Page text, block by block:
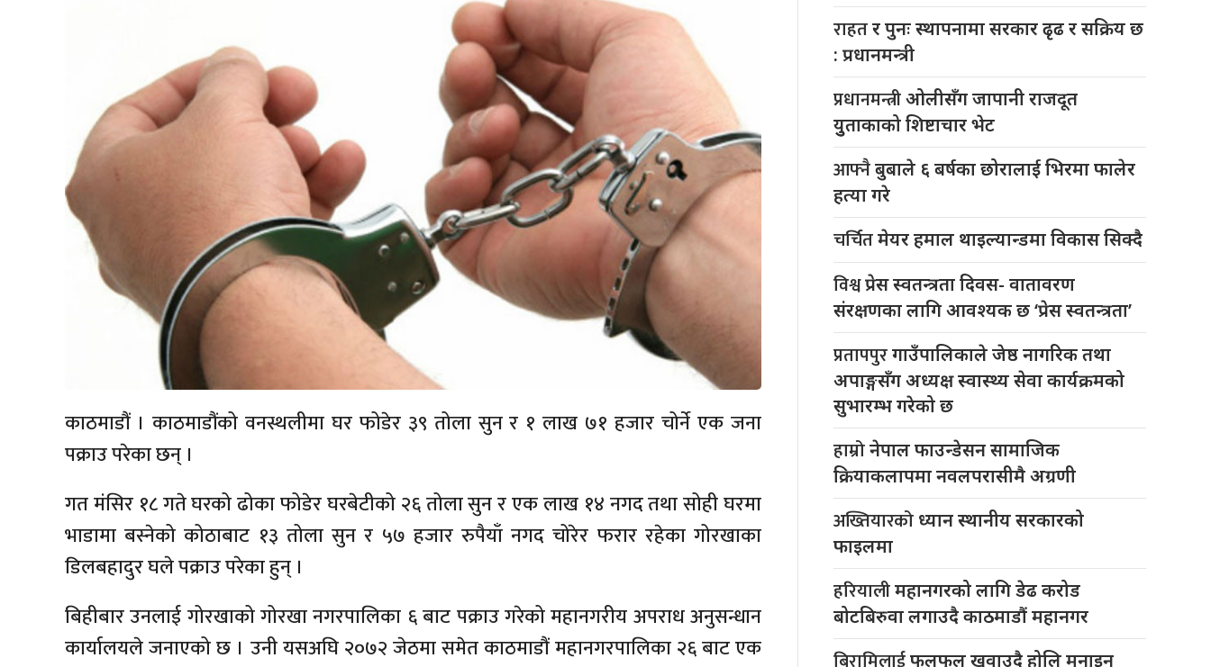
काठमाडौं । काठमाडौंको वनस्थलीमा घर फोडेर ३९ तोला सुन र १ लाख ७१ हजार चोर्ने एक जना
पक्राउ परेका छन् ।
गत मंसिर १८ गते घरको ढोका फोडेर घरबेटीको २६ तोला सुन र एक लाख १४ नगद तथा सोही घरमा
भाडामा बस्नेको कोठाबाट १३ तोला सुन र ५७ हजार रुपैयाँ नगद चोरेर फरार रहेका गोरखाका
डिलबहादुर घले पक्राउ परेका हुन् ।
बिहीबार उनलाई गोरखाको गोरखा नगरपालिका ६ बाट पक्राउ गरेको महानगरीय अपराध अनुसन्धान
कार्यालयले जनाएको छ । उनी यसअघि २०७२ जेठमा समेत काठमाडौं महानगरपालिका २६ बाट एक
राहतर पुनः स्थापनामा सरकार ढृढ र सक्रिय छ
: प्रधानमन्त्री
प्रधानमन्त्रीओलीसँग जापानी राजदूत
युुताकाको शिष्टाचार भेट
आफ्नैबुबाले ६ बर्षका छोरालाई भिरमा फालेर
हत्या गरे
चर्चितमेयर हमाल थाइल्यान्डमा विकास सिक्दै
विश्वप्रेस स्वतन्त्रता दिवस- वातावरण
संरक्षणका लागि आवश्यक छ ‘प्रेस स्वतन्त्रता’
प्रतापपुरगाउँपालिकाले जेष्ठ नागरिक तथा
अपाङ्गसँग अध्यक्ष स्वास्थ्य सेवा कार्यक्रमको
सुभारम्भ गरेको छ
हाम्रोनेपाल फाउन्डेसन सामाजिक
क्रियाकलापमा नवलपरासीमै अग्रणी
अख्तियारको ध्यान स्थानीय सरकारको
फाइलमा
हरियालीमहानगरको लागि डेढ करोड
बोटबिरुवा लगाउदै काठमाडौं महानगर
फलफूल खुवाउदै होलि मनाइन